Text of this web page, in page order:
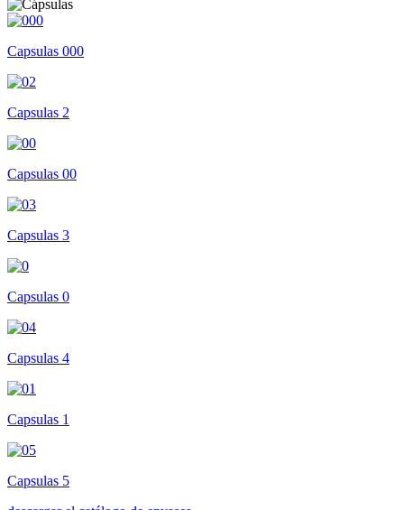
Capsulas 000
Capsulas 2
Capsulas 00
Capsulas 3
Capsulas 0
Capsulas 4
Capsulas 1
Capsulas 5